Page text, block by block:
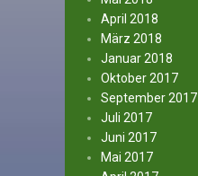
April 2018
März 2018
Januar 2018
Oktober 2017
September 2017
Juli 2017
Juni 2017
Mai 2017